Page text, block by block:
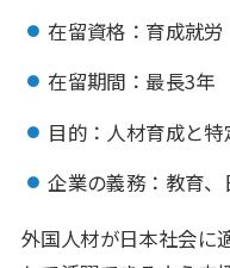
在留資格：育成就労
在留期間：最長3年
目的：人材育成と
企業の義務：教育
外国人材が日本社会に